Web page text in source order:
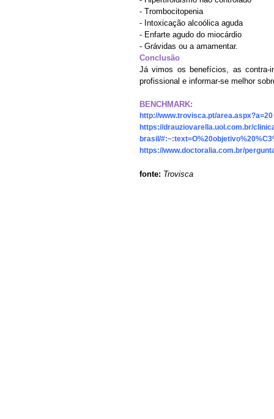
- Trombocitopenia
- Intoxicação alcoólica aguda
- Enfarte agudo do miocárdio
- Grávidas ou a amamentar.
Conclusão
Já vimos os benefícios, as contra-
profissional e informar-se melhor
BENCHMARK:
http://www.trovisca.pt/area.aspx?a=20
https://drauziovarella.uol.com.br/
brasil/
https://www.doctoralia.com.br/
fonte: Trovisca